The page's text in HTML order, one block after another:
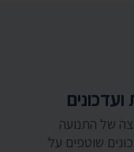
של התנועה
שוטפים על